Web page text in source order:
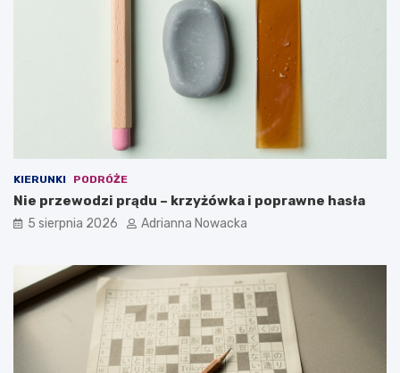
KIERUNKI PODRÓŻE
Nie przewodzi prądu – krzyżówka i poprawne hasła
5 sierpnia 2026 Adrianna Nowacka